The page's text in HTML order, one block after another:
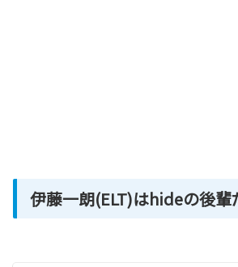
伊藤一朗(ELT)はhideの後輩